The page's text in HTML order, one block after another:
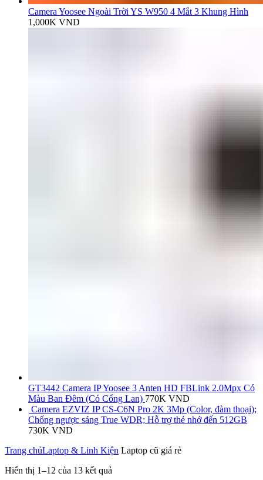
Camera Yoosee Ngoài Trời YS W950 4 Mắt 3 Khung Hình
1,000K VND
GT3442 Camera IP Yoosee 3 Anten HD FBLink 2.0Mpx Có
Màu Ban Đêm (Có Cổng Lan) 770K VND
Camera EZVIZ IP CS-C6N Pro 2K 3Mp (Color, đàm thoại);
Chống ngược sáng True WDR; Hỗ trợ thẻ nhớ đến 512GB
730K VND
Trang chủLaptop & Linh Kiện Laptop cũ giá rẻ
Hiển thị 1–12 của 13 kết quả